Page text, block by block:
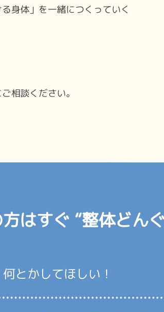
身体」を一緒につくっていく
相談ください。
はすぐ “整体どん
とかしてほしい！